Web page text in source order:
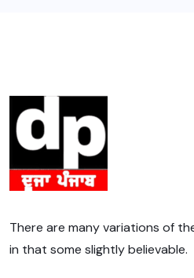
There are many variations of
in that some slightly believable.